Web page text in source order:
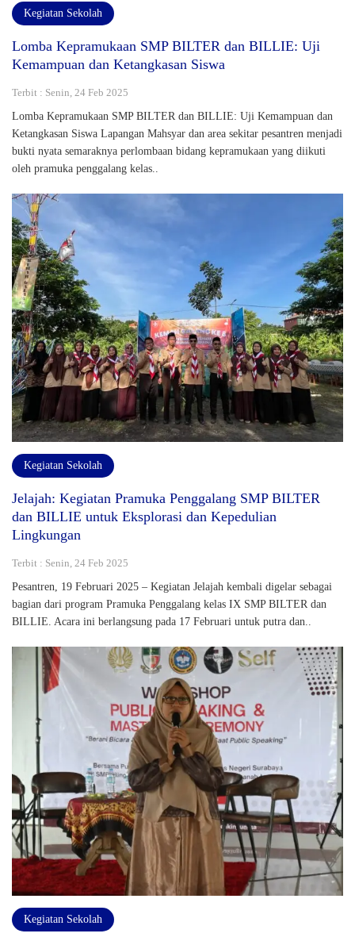
Kegiatan Sekolah
Lomba Kepramukaan SMP BILTER dan BILLIE: Uji
Kemampuan dan Ketangkasan Siswa
Terbit : Senin, 24 Feb 2025
Lomba Kepramukaan SMP BILTER dan BILLIE: Uji Kemampuan dan
Ketangkasan Siswa Lapangan Mahsyar dan area sekitar pesantren menjadi
bukti nyata semaraknya perlombaan bidang kepramukaan yang diikuti
oleh pramuka penggalang kelas..
Kegiatan Sekolah
Jelajah: Kegiatan Pramuka Penggalang SMP BILTER
dan BILLIE untuk Eksplorasi dan Kepedulian
Lingkungan
Terbit : Senin, 24 Feb 2025
Pesantren, 19 Februari 2025 – Kegiatan Jelajah kembali digelar sebagai
bagian dari program Pramuka Penggalang kelas IX SMP BILTER dan
BILLIE. Acara ini berlangsung pada 17 Februari untuk putra dan..
Kegiatan Sekolah